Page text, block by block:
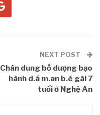
NEXT POST
Chân dung bố dượng bạo
hành d.ã m.an b.é gái 7
tuổi ở Nghệ An